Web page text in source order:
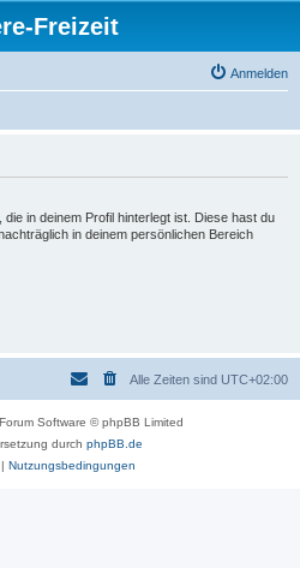
Freizeit
Anmelden
in deinem Profil hinterlegt ist. Diese hast du
in deinem persönlichen Bereich
Alle Zeiten sind UTC+02:00
Software © phpBB Limited
durch phpBB.de
Nutzungsbedingungen